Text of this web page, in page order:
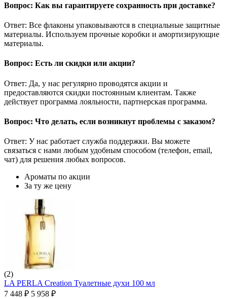
Вопрос: Как вы гарантируете сохранность при доставке?
Ответ: Все флаконы упаковываются в специальные защитные
материалы. Используем прочные коробки и амортизирующие
материалы.
Вопрос: Есть ли скидки или акции?
Ответ: Да, у нас регулярно проводятся акции и
предоставляются скидки постоянным клиентам. Также
действует программа лояльности, партнерская программа.
Вопрос: Что делать, если возникнут проблемы с заказом?
Ответ: У нас работает служба поддержки. Вы можете
связаться с нами любым удобным способом (телефон, email,
чат) для решения любых вопросов.
Ароматы по акции
За ту же цену
(2)
LA PERLA Creation Туалетные духи 100 мл
7 448 ₽ 5 958 ₽